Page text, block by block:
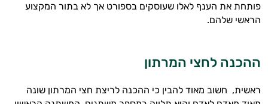
פותחת את הענף לאלו שעוסקים בספורט אך לא בתור המקצוע
הראשי שלהם.
ההכנה לחצי המרתון
ראשית, חשוב מאוד להבין כי ההכנה לריצת חצי המרתון שונה